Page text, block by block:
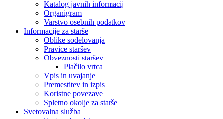
Katalog javnih informacij
Organigram
Varstvo osebnih podatkov
Informacije za starše
Oblike sodelovanja
Pravice staršev
Obveznosti staršev
Plačilo vrtca
Vpis in uvajanje
Premestitev in izpis
Koristne povezave
Spletno okolje za starše
Svetovalna služba